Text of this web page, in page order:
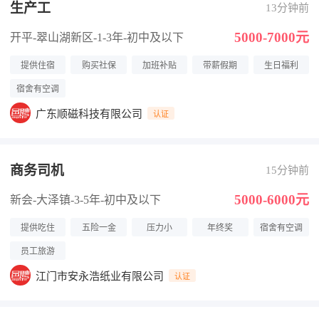
生产工 13分钟前
开平-翠山湖新区-1-3年-初中及以下 5000-7000元
提供住宿 购买社保 加班补贴 带薪假期 生日福利
宿舍有空调
广东顺磁科技有限公司 认证
商务司机 15分钟前
新会-大泽镇-3-5年-初中及以下 5000-6000元
提供吃住 五险一金 压力小 年终奖 宿舍有空调
员工旅游
江门市安永浩纸业有限公司 认证